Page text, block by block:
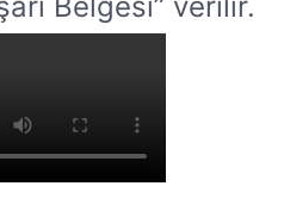
Belgesi” verilir.